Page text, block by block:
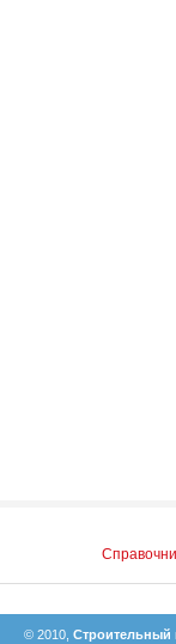
© 2010, Строительный